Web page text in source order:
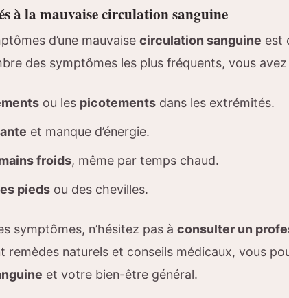
à la mauvaise circulation sanguine
d’une mauvaise circulation sanguine est
des symptômes les plus fréquents, vous avez
ou les picotements dans les extrémités.
et manque d’énergie.
froids, même par temps chaud.
pieds ou des chevilles.
symptômes, n’hésitez pas à consulter un
remèdes naturels et conseils médicaux, vous
et votre bien-être général.